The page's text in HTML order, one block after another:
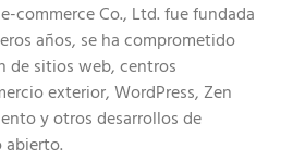
commerce Co., Ltd. fue fundada
años, se ha comprometido
de sitios web, centros
exterior, WordPress, Zen
y otros desarrollos de
abierto.